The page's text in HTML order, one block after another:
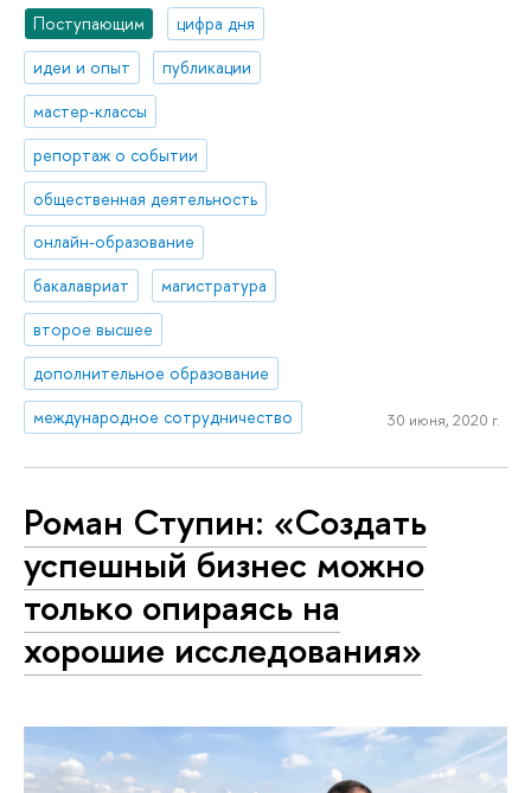
Поступающим
цифра дня
идеи и опыт
публикации
мастер-классы
репортаж о событии
общественная деятельность
онлайн-образование
бакалавриат
магистратура
второе высшее
дополнительное образование
международное сотрудничество
30 июня, 2020 г.
Роман Ступин: «Создать
успешный бизнес можно
только опираясь на
хорошие ис­сле­до­ва­ния»